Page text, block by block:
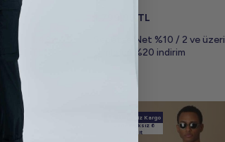
TL
Sepette Net %10 / 2 ve üzeri
alımlarda %20 indirim
Ücretsiz Kargo
Vade farksız 6
Taksit